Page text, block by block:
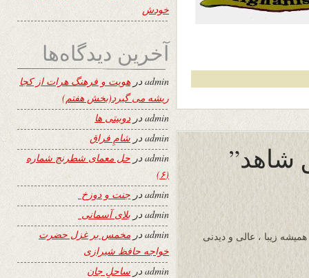
زیبا ، عالی و دیدنی
خودش
آخرین دیدگاه‌ها
adminدر هویت و فرهنگ هرات از کجا
ریشه می گیرد(بخش هفتم)
admin دردوبیتی ها
adminدر شامِ فراق
adminدر حل معمای شطرنج شماره
(۶)
adminدر جنت و دوزخ
adminدر بلای آسمانی
adminدر مخمس بر غزل حضرت
خواجه حافظ شیرازی
adminدر ساحلِ جان